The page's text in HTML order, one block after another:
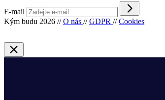
E-mail
Kým budu 2026 // O nás // GDPR // Cookies